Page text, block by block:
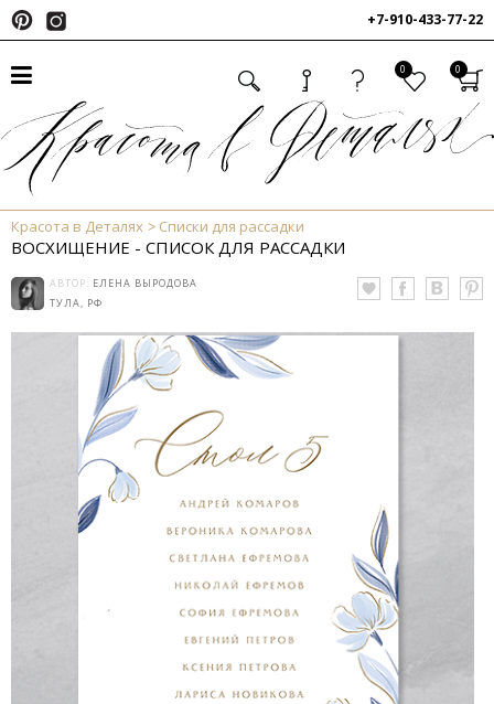
+7-910-433-77-22
0 0
Красота в Деталях Списки для рассадки
ВОСХИЩЕНИЕ - СПИСОК ДЛЯ РАССАДКИ
АВТОР: ЕЛЕНА ВЫРОДОВА
ТУЛА, РФ